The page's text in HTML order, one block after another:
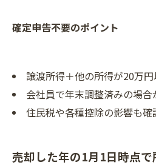
確定申告不要のポイント
譲渡所得＋他の所得が20万円
会社員で年末調整済みの場合
住民税や各種控除の影響も確
売却した年の1月1日時点